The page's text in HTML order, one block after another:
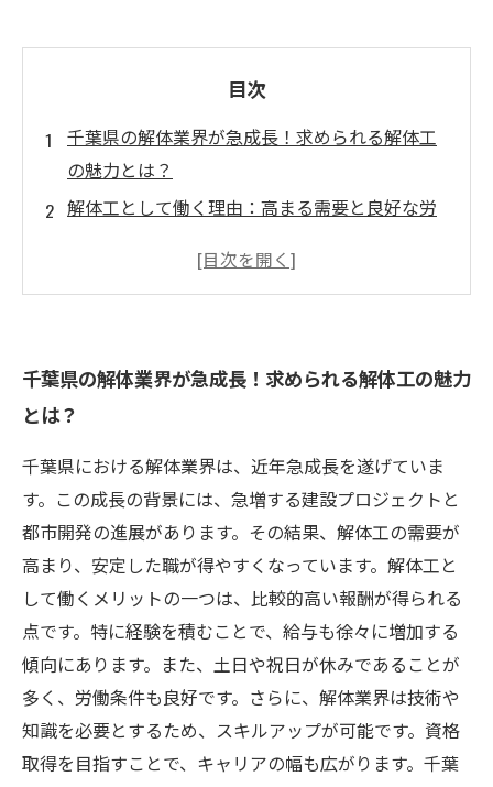
目次
千葉県の解体業界が急成長！求められる解体工
の魅力とは？
解体工として働く理由：高まる需要と良好な労
スキルアップのチャンスを活かせ！解体工が持
展望
千葉県内の解体工事の求人動向と地域別のチャ
解体業界の特性を理解することで広がる可能性
解体工としてのキャリアを考えるなら今がチャ
ンス！
千葉県の解体業界が急成長！求められる解体工の魅力
とは？
千葉県における解体業界は、近年急成長を遂げていま
す。この成長の背景には、急増する建設プロジェクトと
都市開発の進展があります。その結果、解体工の需要が
高まり、安定した職が得やすくなっています。解体工と
して働くメリットの一つは、比較的高い報酬が得られる
点です。特に経験を積むことで、給与も徐々に増加する
傾向にあります。また、土日や祝日が休みであることが
多く、労働条件も良好です。さらに、解体業界は技術や
知識を必要とするため、スキルアップが可能です。資格
取得を目指すことで、キャリアの幅も広がります。千葉